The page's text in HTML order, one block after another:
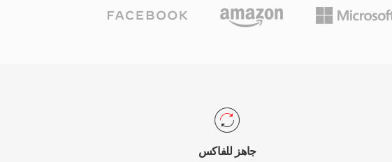
جاهز للفاكس